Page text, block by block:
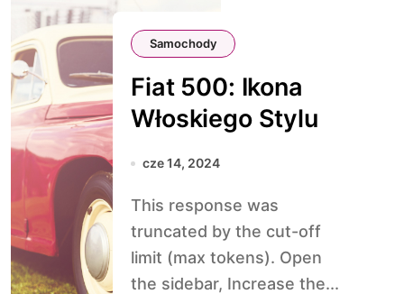
Samochody
Fiat 500: Ikona
Włoskiego Stylu
cze 14, 2024
This response was
truncated by the cut-off
limit (max tokens). Open
the sidebar, Increase the...